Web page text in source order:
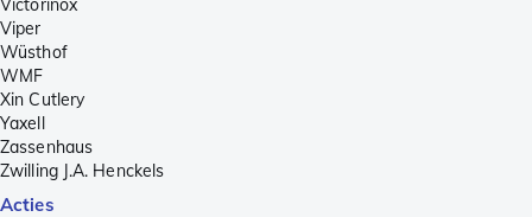
Victorinox
Viper
Wüsthof
WMF
Xin Cutlery
Yaxell
Zassenhaus
Zwilling J.A. Henckels
Acties